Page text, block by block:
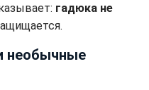
гадюка не
необычные